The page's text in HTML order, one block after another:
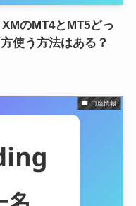
のMT4とMT5どっ
使う方法はある？
口座情報